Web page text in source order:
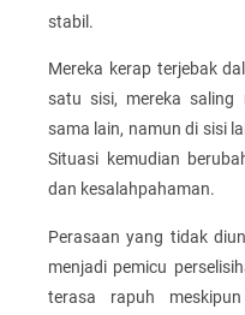
stabil.
Mereka kerap terjebak
satu sisi, mereka saling
sama lain, namun di sisi
Situasi kemudian
dan kesalahpahaman.
Perasaan yang tidak
menjadi pemicu
terasa rapuh